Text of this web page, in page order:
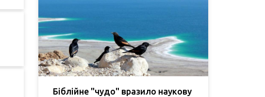
Біблійне "чудо" вразило наукову